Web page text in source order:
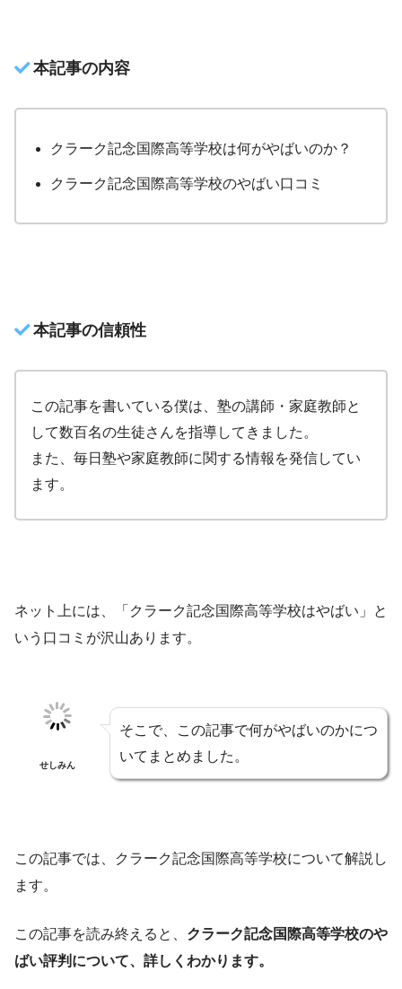
本記事の内容
クラーク記念国際高等学校は何がやばいのか？
クラーク記念国際高等学校のやばい口コミ
本記事の信頼性
この記事を書いている僕は、塾の講師・家庭教師と
して数百名の生徒さんを指導してきました。
また、毎日塾や家庭教師に関する情報を発信してい
ます。
ネット上には、「クラーク記念国際高等学校はやばい」と
いう口コミが沢山あります。
せしみん
そこで、この記事で何がやばいのかにつ
いてまとめました。
この記事では、クラーク記念国際高等学校について解説し
ます。
この記事を読み終えると、 クラーク記念国際高等学校のや
ばい評判について、詳しくわかります。